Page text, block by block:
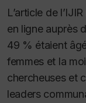
L’article de l’IJIR
en ligne auprès
49 % étaient
femmes et la
chercheuses et
leaders